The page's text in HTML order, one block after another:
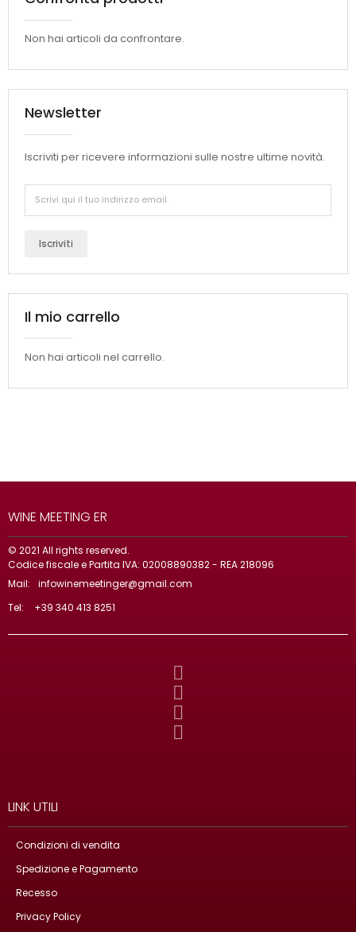
Non hai articoli da confrontare.
Newsletter
Iscriviti per ricevere informazioni sulle nostre ultime novità.
Iscriviti
Il mio carrello
Non hai articoli nel carrello.
WINE MEETING ER
© 2021 All rights reserved.
Codice fiscale e Partita IVA: 02008890382 - REA 218096
Mail:
infowinemeetinger@gmail.com
Tel:
+39 340 413 8251
LINK UTILI
Condizioni di vendita
Spedizione e Pagamento
Recesso
Privacy Policy